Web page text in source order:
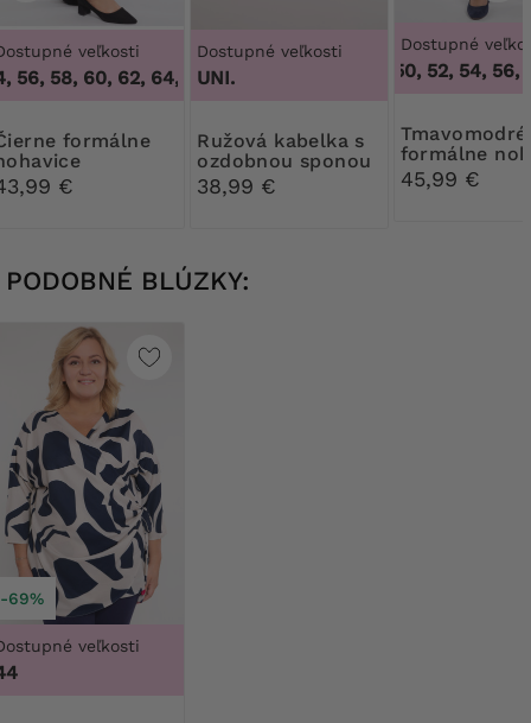
veľkosti
56, 58, 60, 62, 64,50, 52, 54, 56, 58, 60, 62, 64
€
Dostupné veľkosti
UNI.
Ružová kabelka s
ozdobnou sponou
38,99 €
Dostupné
46, 48, 50, 52, 54, 56,
Tmavomodré
formálne
s pukmi
45,99 €
PODOBNÉ BLÚZKY:
-69%
veľkosti